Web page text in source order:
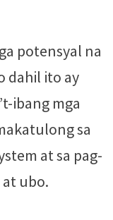
potensyal na
dahil ito ay
ibang mga
sa
at sa pag-
ubo.